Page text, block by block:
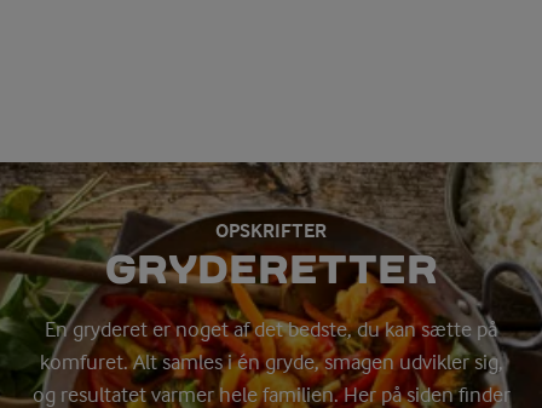
OPSKRIFTER
GRYDERETTER
En gryderet er noget af det bedste, du kan sætte på
komfuret. Alt samles i én gryde, smagen udvikler sig,
og resultatet varmer hele familien. Her på siden finder